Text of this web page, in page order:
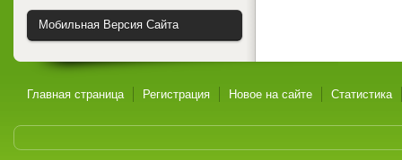
Мобильная Версия Сайта
Главная страница Регистрация Новое на сайте Статистика